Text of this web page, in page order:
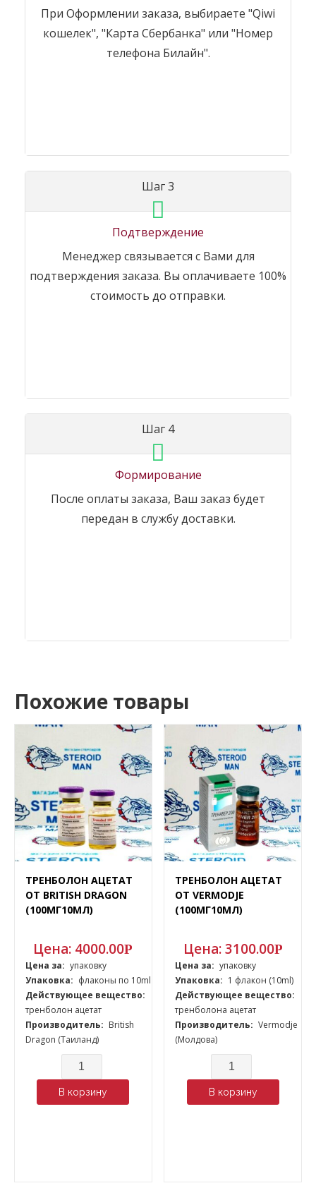
При Оформлении заказа, выбираете "Qiwi
кошелек", "Карта Сбербанка" или "Номер
телефона Билайн".
Шаг 3
Подтверждение
Менеджер связывается с Вами для
подтверждения заказа. Вы оплачиваете 100%
стоимость до отправки.
Шаг 4
Формирование
После оплаты заказа, Ваш заказ будет
передан в службу доставки.
Похожие товары
ТРЕНБОЛОН АЦЕТАТ
ОТ BRITISH DRAGON
(100МГ10МЛ)
Цена: 4000.00Р
Цена за: упаковку
Упаковка: флаконы по 10ml
Действующее вещество:
тренболон ацетат
Производитель: British
Dragon (Таиланд)
Количество
В корзину
ТРЕНБОЛОН АЦЕТАТ
ОТ VERMODJE
(100МГ10МЛ)
Цена:3100.00Р
Цена за: упаковку
Упаковка: 1 флакон (10ml)
Действующее вещество:
тренболона ацетат
Производитель: Vermodje
(Молдова)
Количество
В корзину